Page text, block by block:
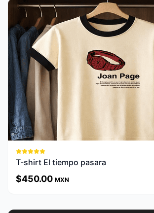
T-shirt El tiempo pasara
$450.00 MXN